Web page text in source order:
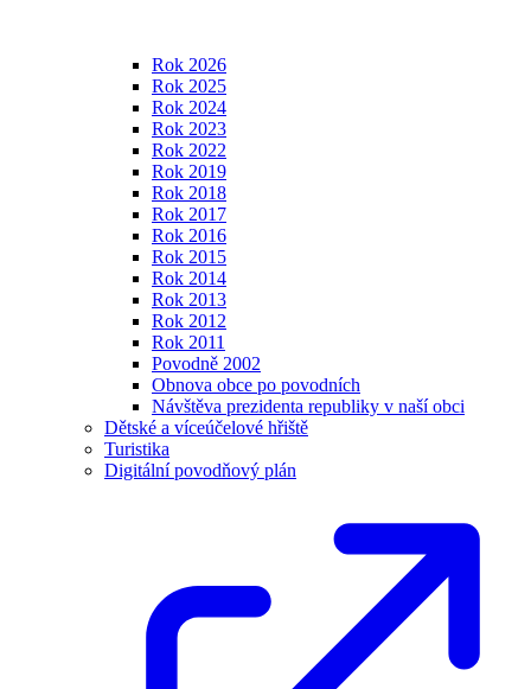
Rok 2026
Rok 2025
Rok 2024
Rok 2023
Rok 2022
Rok 2019
Rok 2018
Rok 2017
Rok 2016
Rok 2015
Rok 2014
Rok 2013
Rok 2012
Rok 2011
Povodně 2002
Obnova obce po povodních
Návštěva prezidenta republiky v naší obci
Dětské a víceúčelové hřiště
Turistika
Digitální povodňový plán